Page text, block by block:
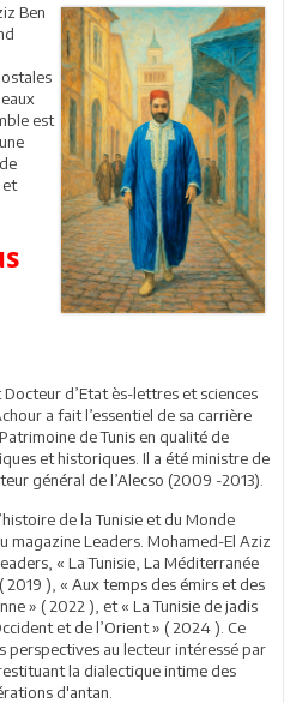
Ben
est
et
d’Etat ès-lettres et sciences
a fait l’essentiel de sa carrière
de Tunis en qualité de
et historiques. Il a été ministre de
général de l’Alecso (2009 -2013).
de la Tunisie et du Monde
magazine Leaders. Mohamed-El Aziz
« La Tunisie, La Méditerranée
2019 ), « Aux temps des émirs et des
» ( 2022 ), et « La Tunisie de jadis
et de l’Orient » ( 2024 ). Ce
perspectives au lecteur intéressé par
la dialectique intime des
d'antan.